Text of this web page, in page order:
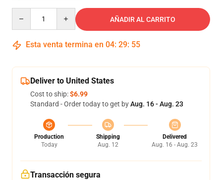
AÑADIR AL CARRITO
Esta venta termina en 04: 29: 54
Deliver to United States
Cost to ship:$6.99
Standard - Order today to get byAug. 16 - Aug. 23
Production
Today
Shipping
Aug. 12
Delivered
Aug. 16 - Aug. 23
Transacción segura